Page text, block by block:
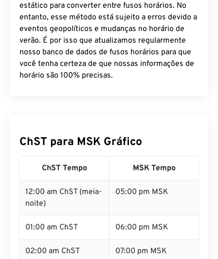
estático para converter entre fusos horários. No
entanto, esse método está sujeito a erros devido a
eventos geopolíticos e mudanças no horário de
verão. É por isso que atualizamos regularmente
nosso banco de dados de fusos horários para que
você tenha certeza de que nossas informações de
horário são 100% precisas.
ChST para MSK Gráfico
ChST Tempo MSK Tempo
12:00 am ChST (meia-
noite)
05:00 pm MSK
01:00 am ChST 06:00 pm MSK
02:00 am ChST 07:00 pm MSK